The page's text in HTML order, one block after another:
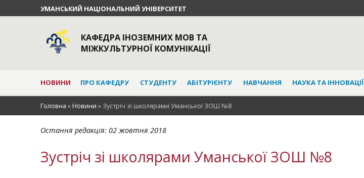
УМАНСЬКИЙ НАЦІОНАЛЬНИЙ УНІВЕРСИТЕТ
КАФЕДРА ІНОЗЕМНИХ МОВ ТА
МІЖКУЛЬТУРНОЇ КОМУНІКАЦІЇ
НОВИНИ ПРО КАФЕДРУ СТУДЕНТУ АБІТУРІЄНТУ НАВЧАННЯ НАУКА ТА ІННОВАЦІЇ
Головна »Новини » Зустріч зі школярами Уманської ЗОШ №8
Остання редакція: 02 жовтня 2018
Зустріч зі школярами Уманської ЗОШ №8